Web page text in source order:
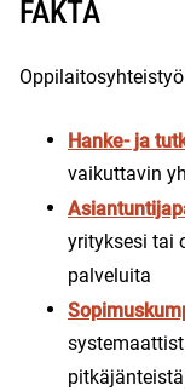
FAKTA
Hanke- ja
vaikuttavin
yrityksesi tai
palveluita